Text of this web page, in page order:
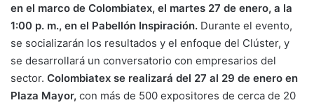
en el marco de Colombiatex, el martes 27 de enero, a la
1:00 p. m., en el Pabellón Inspiración. Durante el evento,
se socializarán los resultados y el enfoque del Clúster, y
se desarrollará un conversatorio con empresarios del
sector. Colombiatex se realizará del 27 al 29 de enero en
Plaza Mayor, con más de 500 expositores de cerca de 20